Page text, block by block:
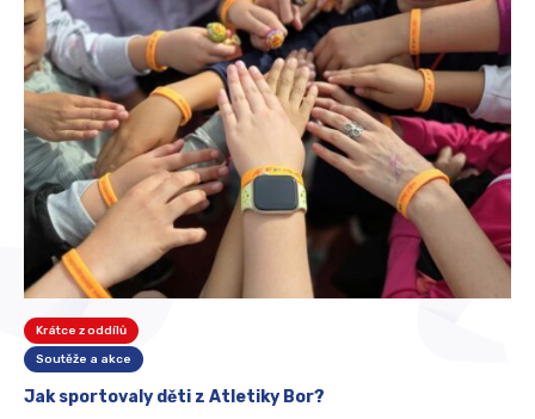
Krátce z oddílů
Soutěže a akce
Jak sportovaly děti z Atletiky Bor?